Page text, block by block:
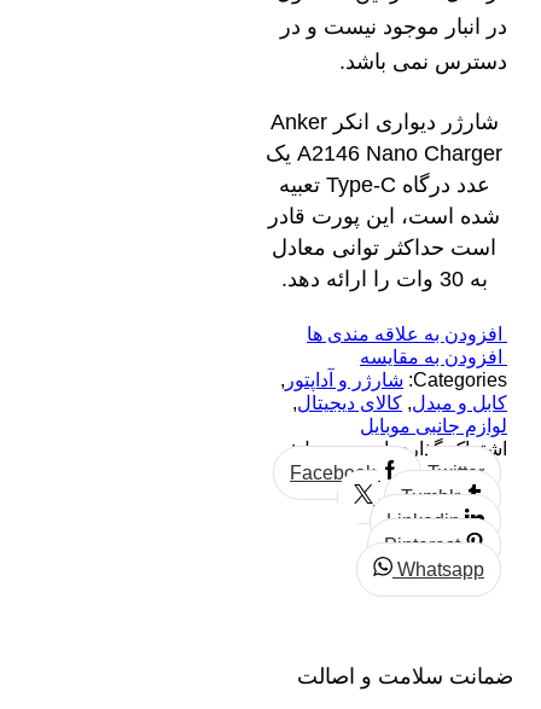
در انبار موجود نیست و در
دسترس نمی باشد.
شارژر دیواری انکر Anker
A2146 Nano Charger یک
عدد درگاه Type-C تعبیه
شده است، این پورت قادر
است حداکثر توانی معادل
به 30 وات را ارائه دهد.
افزودن به علاقه مندی ها
افزودن به مقایسه
Categories: شارژر و آداپتور ,
کابل و مبدل, کالای دیجیتال,
لوازم جانبی موبایل
اشتراک گذاری این محصول:
Facebook
Twitter
Tumblr
Linkedin
Pinterest
Whatsapp
ضمانت سلامت و اصالت